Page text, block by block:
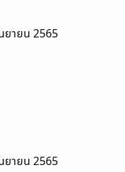
ยายน 2565
ยายน 2565